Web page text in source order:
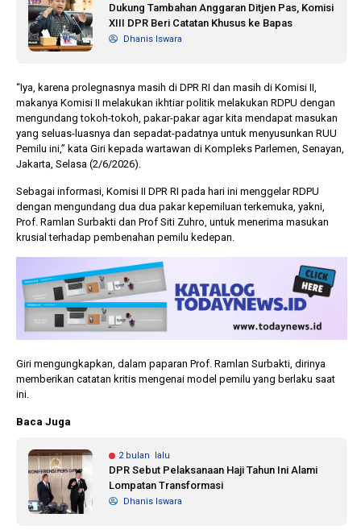
Dukung Tambahan Anggaran Ditjen Pas, Komisi
XIII DPR Beri Catatan Khusus ke Bapas
Dhanis Iswara
“Iya, karena prolegnasnya masih di DPR RI dan masih di Komisi II,
makanya Komisi II melakukan ikhtiar politik melakukan RDPU dengan
mengundang tokoh-tokoh, pakar-pakar agar kita mendapat masukan
yang seluas-luasnya dan sepadat-padatnya untuk menyusunkan RUU
Pemilu ini,” kata Giri kepada wartawan di Kompleks Parlemen, Senayan,
Jakarta, Selasa (2/6/2026).
Sebagai informasi, Komisi II DPR RI pada hari ini menggelar RDPU
dengan mengundang dua dua pakar kepemiluan terkemuka, yakni,
Prof. Ramlan Surbakti dan Prof Siti Zuhro, untuk menerima masukan
krusial terhadap pembenahan pemilu kedepan.
Giri mengungkapkan, dalam paparan Prof. Ramlan Surbakti, dirinya
memberikan catatan kritis mengenai model pemilu yang berlaku saat
ini.
Baca Juga
2 bulan lalu
DPR Sebut Pelaksanaan Haji Tahun Ini Alami
Lompatan Transformasi
Dhanis Iswara